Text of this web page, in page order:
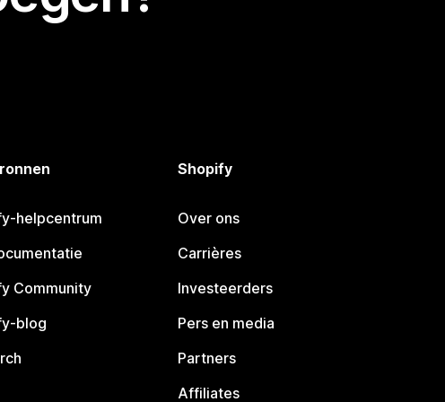
helpcentrum
Community
blog
Shopify
Over ons
Carrières
Investeerders
Pers en media
Partners
Affiliates